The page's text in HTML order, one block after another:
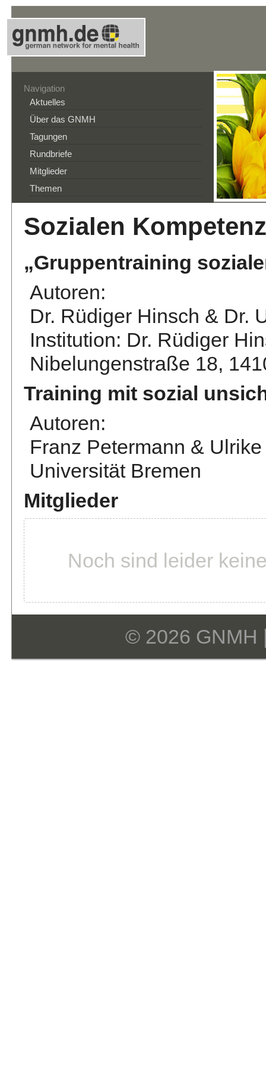
Navigation
Aktuelles
Über das GNMH
Tagungen
Rundbriefe
Mitglieder
Themen
Sozialen Kompetenz
„Gruppentraining
Autoren:
Dr. Rüdiger Hinsch & Dr.
Institution: Dr. Rüdiger
Nibelungenstraße 18,
Training mit sozial
Autoren:
Franz Petermann &
Universität Bremen
Mitglieder
Noch sind leider
© 2026